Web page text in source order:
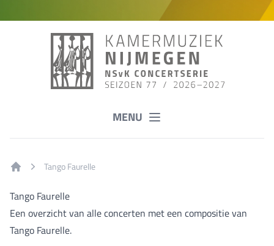
MENU
Tango Faurelle
Tango Faurelle
Een overzicht van alle concerten met een compositie van
Tango Faurelle.